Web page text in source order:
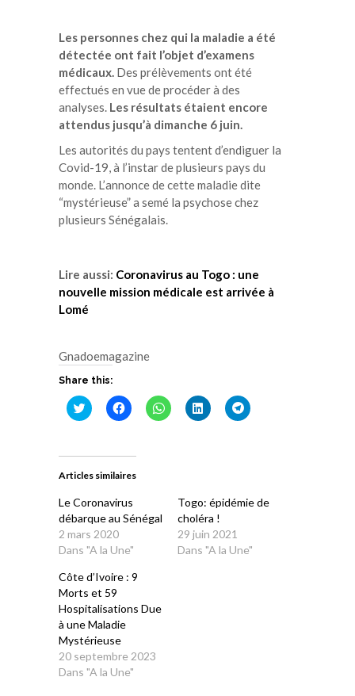
Les personnes chez qui la maladie a été
détectée ont fait l’objet d’examens
médicaux. Des prélèvements ont été
effectués en vue de procéder à des
analyses. Les résultats étaient encore
attendus jusqu’à dimanche 6 juin.
Les autorités du pays tentent d’endiguer la
Covid-19, à l’instar de plusieurs pays du
monde. L’annonce de cette maladie dite
“mystérieuse” a semé la psychose chez
plusieurs Sénégalais.
Lire aussi: Coronavirus au Togo : une
nouvelle mission médicale est arrivée à
Lomé
Gnadoemagazine
Share this:
Cliquez
pour
dans
nouvelle
Cliquez
pour
dans
nouvelle
Cliquez
pour
Cliquez
pour
Cliquez
pour
Articles similaires
Le Coronavirus
débarque au Sénégal
2 mars 2020
Dans "A la Une"
Togo: épidémie de
choléra !
29 juin 2021
Dans "A la Une"
Côte d’Ivoire : 9
Morts et 59
Hospitalisations Due
à une Maladie
Mystérieuse
20 septembre 2023
Dans "A la Une"